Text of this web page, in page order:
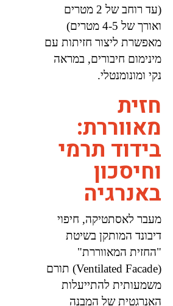
(עד רוחב של 2 מטרים
ואורך של 4-5 מטרים)
מאפשרת ליצור חזיתות עם
מינימום חיבורים, במראה
נקי ומונומנטלי.
חזית
מאווררת:
בידוד תרמי
וחיסכון
באנרגיה
מעבר לאסתטיקה, חיפוי
דיבונד המותקן בשיטת
"החזית המאווררת"
(Ventilated Facade) תורם
משמעותית להתייעלות
האנרגטית של המבנה